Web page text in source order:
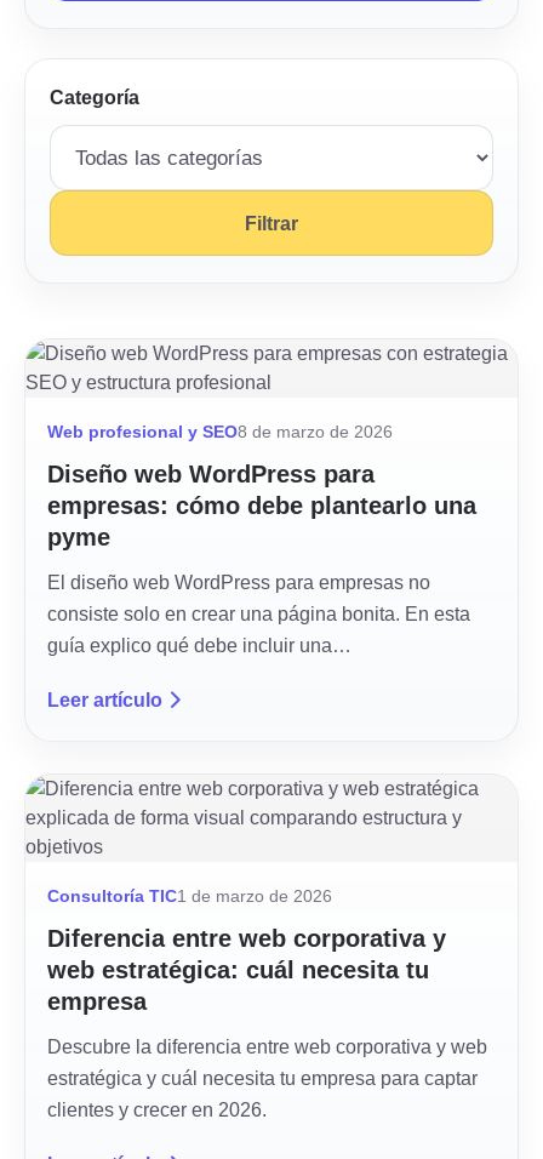
Categoría
Filtrar
Web profesional y SEO8 de marzo de 2026
Diseño web WordPress para
empresas: cómo debe plantearlo una
pyme
El diseño web WordPress para empresas no
consiste solo en crear una página bonita. En esta
guía explico qué debe incluir una…
Leer artículo
Consultoría TIC1 de marzo de 2026
Diferencia entre web corporativa y
web estratégica: cuál necesita tu
empresa
Descubre la diferencia entre web corporativa y web
estratégica y cuál necesita tu empresa para captar
clientes y crecer en 2026.